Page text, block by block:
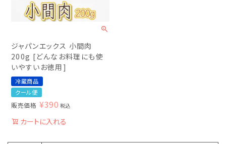
ジャパンエックス 小間肉
200g [どんなお料理にも使
いやすいお徳用]
冷蔵商品
クール便
販売価格 ¥390 税込
カートに入れる